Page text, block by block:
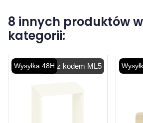
8 innych produktów
kategorii:
-5% z kodem ML5
Wysyłka 48H